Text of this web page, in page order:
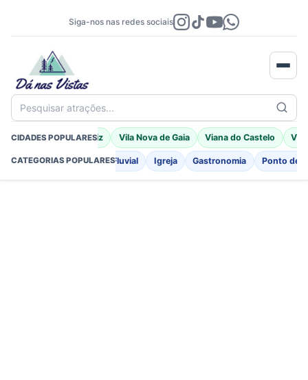
Siga-nos nas redes sociais
Pesquisar atrações...
CIDADES POPULARES
Braga Porto Moniz Vila Nova de Gaia Viana do Castelo Vila
CATEGORIAS POPULARES
Fortificações Praia Fluvial Igreja Gastronomia Ponto de